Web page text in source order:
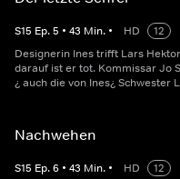
S15 Ep.5 • 43 Min. • HD
12
Designerin Ines trifft Lars
darauf ist er tot. Kommissar Jo
¿ auch die von Ines¿ Schwester
Nachwehen
S15 Ep.6 • 43 Min. • HD
12